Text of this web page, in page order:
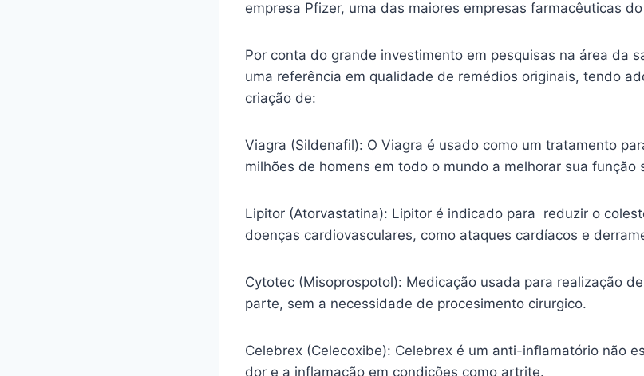
empresa Pfizer, uma das maiores empresas farmacêuticas
Por conta do grande investimento em pesquisas na área da
uma referência em qualidade de remédios originais, tendo
criação de:
Viagra (Sildenafil): O Viagra é usado como um tratamento
milhões de homens em todo o mundo a melhorar sua função
Lipitor (Atorvastatina): Lipitor é indicado para reduzir o
doenças cardiovasculares, como ataques cardíacos e
Cytotec (Misoprospotol): Medicação usada para realização
parte, sem a necessidade de procesimento cirurgico.
Celebrex (Celecoxibe): Celebrex é um anti-inflamatório não
dor e a inflamação em condições como artrite.